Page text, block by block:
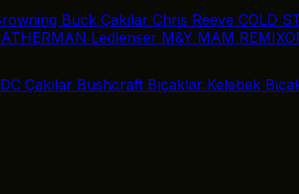
Buck Çakılar Chris Reeve COLD
Ledlenser M&Y MAM
Çakılar Bushcraft Bıçaklar Kelebek